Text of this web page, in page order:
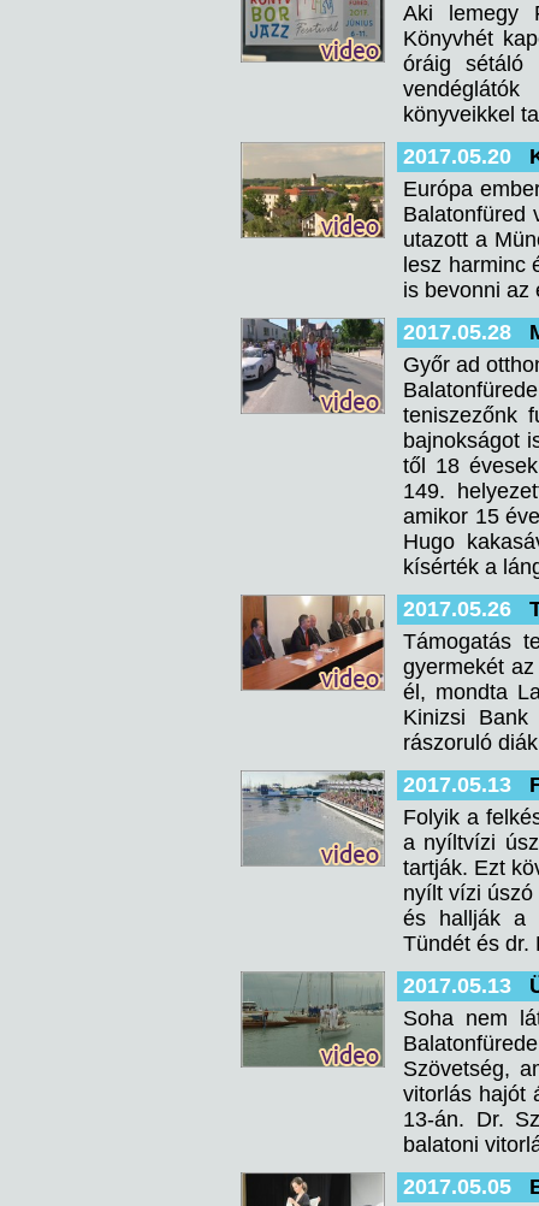
Aki lemegy
Könyvhét
óráig sétáló
könyveikkel
2017.05.20
Európa
Balatonfüred
utazott a
lesz harminc
is bevonni az
2017.05.28
Győr ad
teniszezőnk
bajnokságot
től 18
149.
amikor 15
Hugo
kísérték a
2017.05.26
Támogatás
gyermekét
él, mondta
Kinizsi
rászoruló
2017.05.13
Folyik a
a nyíltvízi
tartják. Ezt
nyílt vízi úszó
és hallják a
Tündét és dr.
2017.05.13
Soha nem
Szövetség,
vitorlás hajót
13-án. Dr.
balatoni
2017.05.05